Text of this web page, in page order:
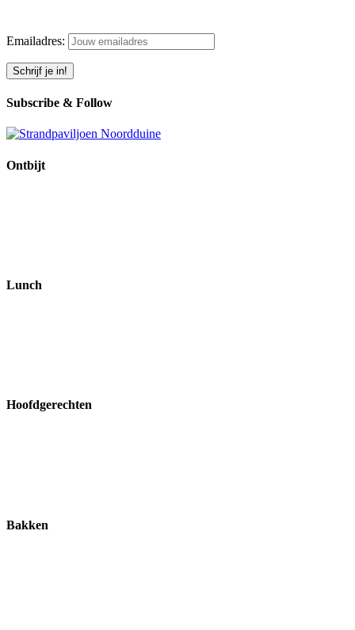
Emailadres:
Subscribe & Follow
Ontbijt
Lunch
Hoofdgerechten
Bakken